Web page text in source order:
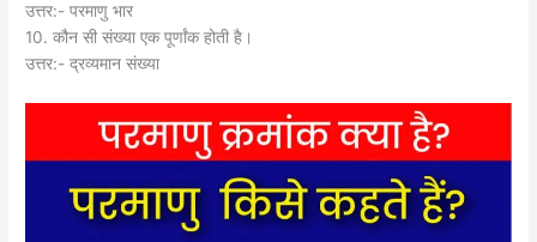
उत्तर:- परमाणु भार
10. कौन सी संख्या एक पूर्णांक होती है।
उत्तर:- द्रव्यमान संख्या